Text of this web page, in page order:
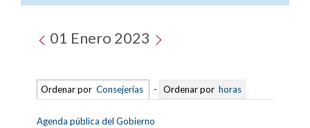
01 Enero 2023
Ordenar por Consejerías - Ordenar por horas
Agenda pública del Gobierno